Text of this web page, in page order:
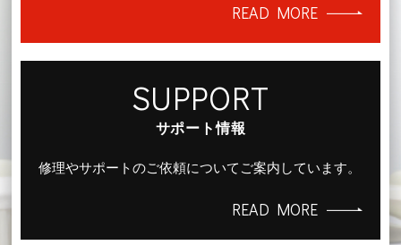
READ MORE
SUPPORT
サポート情報
修理やサポートのご依頼についてご案内しています。
READ MORE